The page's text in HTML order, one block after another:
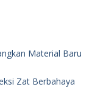
Material Baru
Zat Berbahaya